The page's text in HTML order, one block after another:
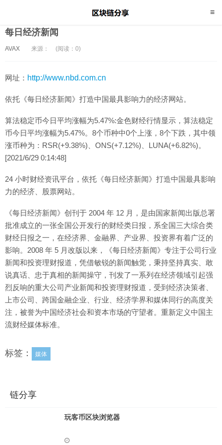
每日经济新闻
AVAX 来源： (阅读：0)
网址： http://www.nbd.com.cn
依托《每日经济新闻》打造中国最具影响力的经济网站。
算法稳定币今日平均涨幅为5.47%:金色财经行情显示，算法稳定
币今日平均涨幅为5.47%。8个币种中0个上涨，8个下跌，其中领
涨币种为：RSR(+9.38%)、ONS(+7.12%)、LUNA(+6.82%)。
[2021/6/29 0:14:48]
24 小时财经资讯平台，依托《每日经济新闻》打造中国最具影响
力的经济、股票网站。
《每日经济新闻》创刊于 2004 年 12 月，是由国家新闻出版总署
批准成立的一张全国公开发行的财经类日报，系全国三大综合类
财经日报之一，在经济界、金融界、产业界、投资界有着广泛的
影响。2008 年 5 月改版以来，《每日经济新闻》专注于公司行业
新闻和投资理财报道，凭借敏锐的新闻触觉，秉持坚持真实、敢
说真话、忠于真相的新闻操守，刊发了一系列在经济领域引起强
烈反响的重大公司产业新闻和投资理财报道，受到经济决策者、
上市公司、跨国金融企业、行业、经济学界和媒体同行的高度关
注，被誉为中国经济社会和资本市场的守望者。重新定义中国主
流财经媒体标准。
标签： 媒体
链分享
玩客币区块浏览器